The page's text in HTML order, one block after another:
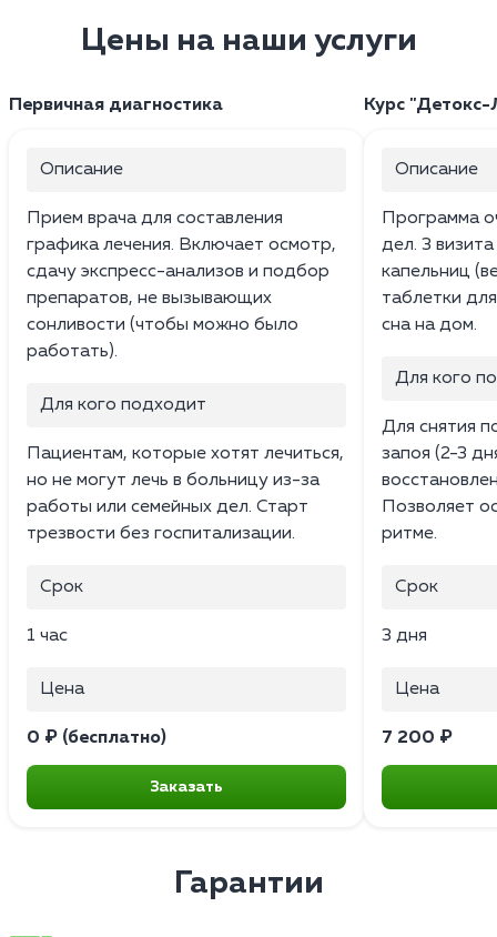
Цены на наши услуги
Первичная диагностика
Описание
Прием врача для составления
графика лечения. Включает осмотр,
сдачу экспресс-анализов и подбор
препаратов, не вызывающих
сонливости (чтобы можно было
работать).
Для кого подходит
Пациентам, которые хотят лечиться,
но не могут лечь в больницу из-за
работы или семейных дел. Старт
трезвости без госпитализации.
Срок
1 час
Цена
0 ₽ (бесплатно)
Заказать
Курс "Детокс-
Описание
Программа
дел. 3
капельниц
таблетки
сна на дом.
Для кого
Для снятия
запоя (2-3
Позволяет
ритме.
Срок
3 дня
Цена
7 200 ₽
Гарантии